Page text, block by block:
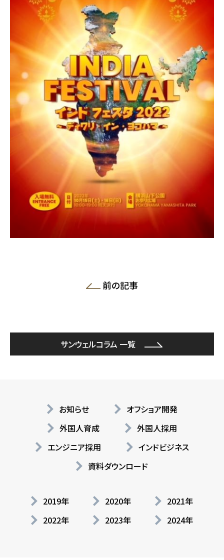
前の記事
サンウェルコラム 一覧
お知らせ
オフショア開発
外国人育成
外国人採用
エンジニア採用
インドビジネス
資料ダウンロード
2019年 2020年
2021年
2022年
2023年 2024年